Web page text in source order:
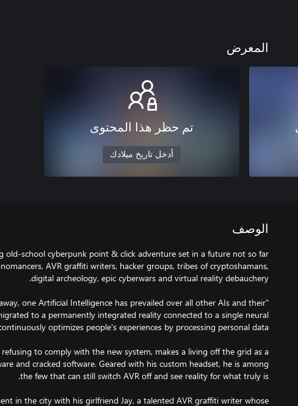
المعرض
تم حظر هذا المحتوى
أدخل تاريخ ميلادك
الوصف
old-school cyberpunk point & click adventure set in a future not so far
AVR graffiti writers, hacker groups, tribes of cryptoshamans,
one Artificial Intelligence has prevailed over all other AIs and their
to a permanently integrated reality connected to a single neural
to comply with the new system, makes a living off the grid as a
and cracked software. Geared with his custom headset, he is among
in the city with his girlfriend Jay, a talented AVR graffiti writer whose